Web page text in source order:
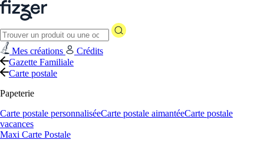
Mes créations
Crédits
Gazette Familiale
Carte postale
Papeterie
Carte postale personnaliséeCarte postale aimantéeCarte postale
vacances
Maxi Carte Postale